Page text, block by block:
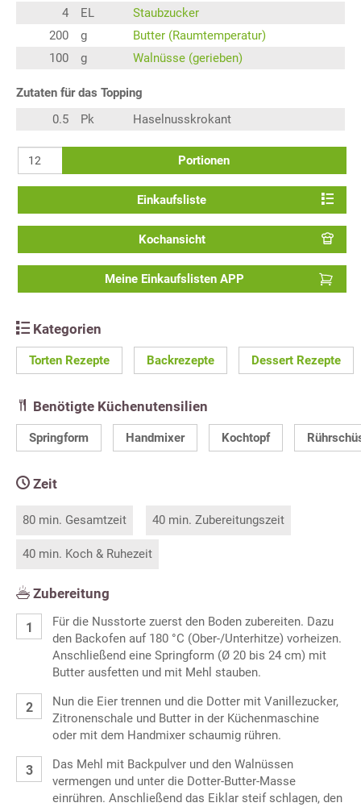
4
EL
Staubzucker
200
g
Butter (Raumtemperatur)
100
g Walnüsse (gerieben)
Zutaten für das Topping
0.5
Pk Haselnusskrokant
Portionen
Einkaufsliste
Kochansicht
Meine Einkaufslisten APP
Kategorien
Torten Rezepte Backrezepte Dessert Rezepte
Benötigte Küchenutensilien
Springform Handmixer Kochtopf
Zeit
80 min. Gesamtzeit 40 min. Zubereitungszeit
40 min. Koch & Ruhezeit
Zubereitung
Für die Nusstorte zuerst den Boden zubereiten. Dazu
den Backofen auf 180 °C (Ober-/Unterhitze) vorheizen.
Anschließend eine Springform (Ø 20 bis 24 cm) mit
Butter ausfetten und mit Mehl stauben.
Nun die Eier trennen und die Dotter mit Vanillezucker,
Zitronenschale und Butter in der Küchenmaschine
oder mit dem Handmixer schaumig rühren.
Das Mehl mit Backpulver und den Walnüssen
vermengen und unter die Dotter-Butter-Masse
einrühren. Anschließend das Eiklar steif schlagen, den